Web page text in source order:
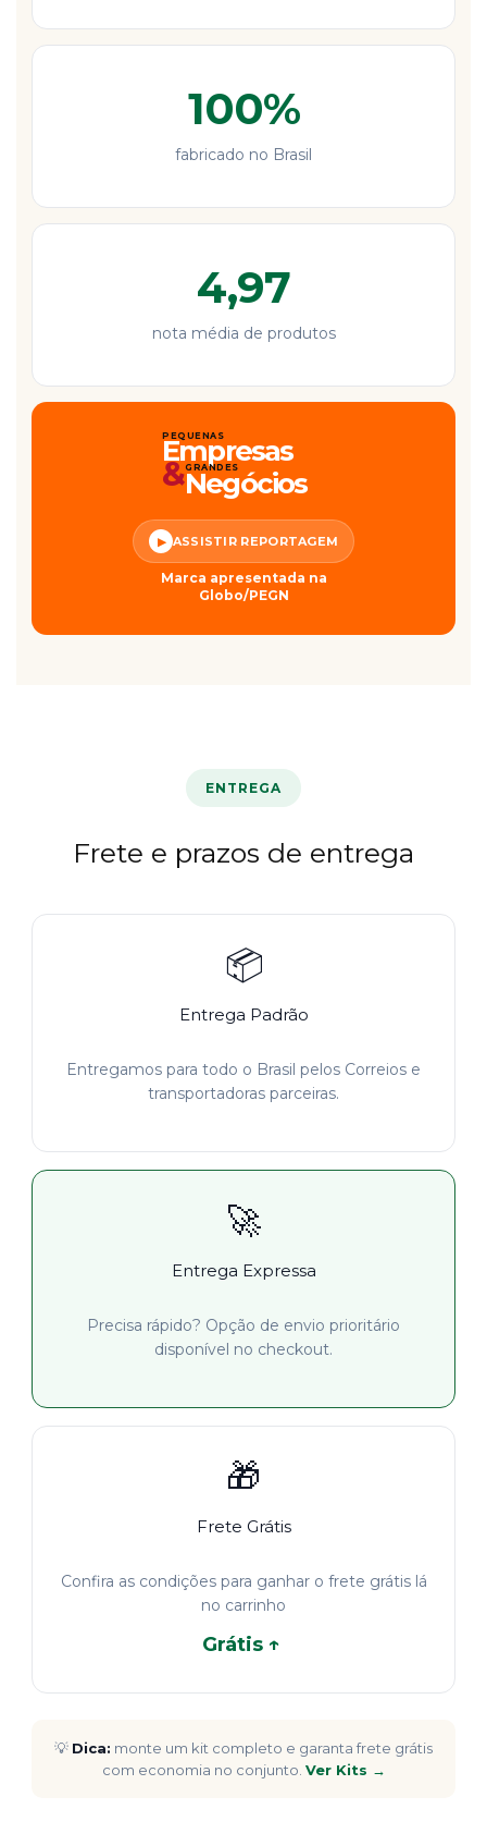
100%
fabricado no Brasil
4,97
nota média de produtos
PEQUENAS
Empresas
&GRANDES
Negócios
▶ ASSISTIR REPORTAGEM
Marca apresentada na
Globo/PEGN
ENTREGA
Frete e prazos de entrega
📦
Entrega Padrão
Entregamos para todo o Brasil pelos Correios e
transportadoras parceiras.
🚀
Entrega Expressa
Precisa rápido? Opção de envio prioritário
disponível no checkout.
🎁
Frete Grátis
Confira as condições para ganhar o frete grátis lá
no carrinho
Grátis ↑
💡 Dica: monte um kit completo e garanta frete grátis
com economia no conjunto. Ver Kits →